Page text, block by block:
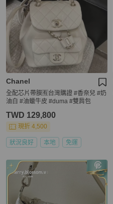
Chanel
全配芯片帶膜🈶️台灣購證 #香奈兒 #奶
油白 #油蠟牛皮 #duma #雙肩包
TWD 129,800
現折 4,500
狀況良好 本地 免運